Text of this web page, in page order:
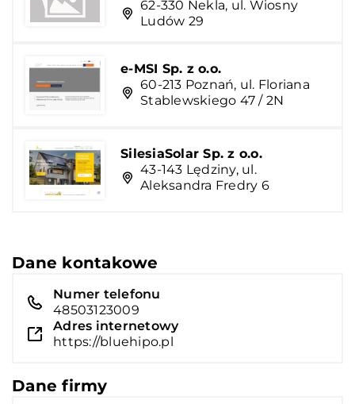
62-330 Nekla, ul. Wiosny
Ludów 29
e-MSI Sp. z o.o.
60-213 Poznań, ul. Floriana
Stablewskiego 47 / 2N
SilesiaSolar Sp. z o.o.
43-143 Lędziny, ul.
Aleksandra Fredry 6
Dane kontakowe
Numer telefonu
48503123009
Adres internetowy
https://bluehipo.pl
Dane firmy